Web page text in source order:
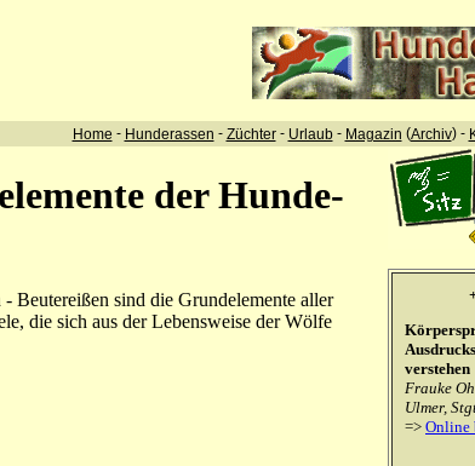
Home - Hunderassen - Züchter- Urlaub- Magazin (Archiv) -
der Hunde-
- Beutereißen sind die Grundelemente aller
die sich aus der Lebensweise der Wölfe
verstehen
Frauke
Ulmer,
=> Online